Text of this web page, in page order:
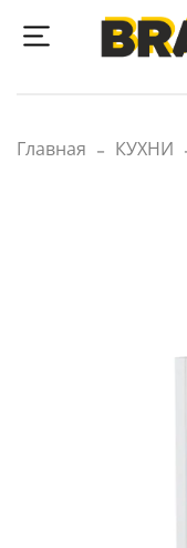
Главная КУХНИ